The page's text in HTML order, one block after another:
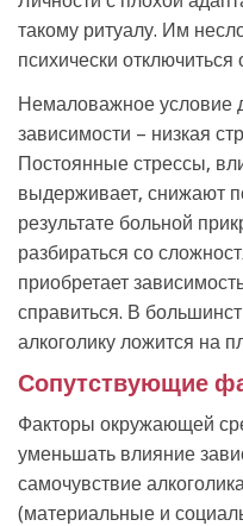
такому ритуалу. Им
психически
Немаловажное условие
зависимости – низкая
Постоянные стрессы,
выдерживает, снижают
результате больной
разбираться со
приобретает
справиться. В
алкоголику ложится на
Сопутствующие
Факторы окружающей
уменьшать влияние
самочувствие
(материальные и